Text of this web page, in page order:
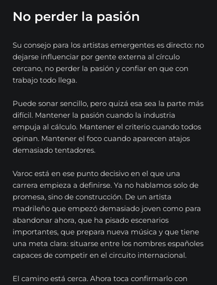
No perder la pasión
Su consejo para los artistas emergentes es directo: no
dejarse influenciar por gente externa al círculo
cercano, no perder la pasión y confiar en que con
trabajo todo llega.
Puede sonar sencillo, pero quizá esa sea la parte más
difícil. Mantener la pasión cuando la industria
empuja al cálculo. Mantener el criterio cuando todos
opinan. Mantener el foco cuando aparecen atajos
demasiado tentadores.
Varoc está en ese punto decisivo en el que una
carrera empieza a definirse. Ya no hablamos solo de
promesa, sino de construcción. De un artista
madrileño que empezó demasiado joven como para
abandonar ahora, que ha pisado escenarios
importantes, que prepara nueva música y que tiene
una meta clara: situarse entre los nombres españoles
capaces de competir en el circuito internacional.
El camino está cerca. Ahora toca confirmarlo con